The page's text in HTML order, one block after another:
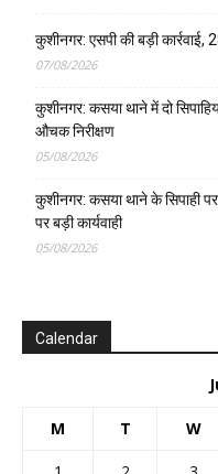
कुशीनगर: एसपी की बड़ी कार्रवाई,
07/08/2026
कुशीनगर: कसया थाने में दो
औचक निरीक्षण
05/08/2026
कुशीनगर: कसया थाने के सिपाही
पर बड़ी कार्यवाही
05/08/2026
Calendar
M T W